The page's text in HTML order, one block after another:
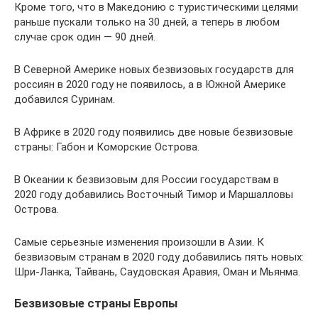
Кроме того, что в Македонию с туристическими целями
раньше пускали только на 30 дней, а теперь в любом
случае срок один — 90 дней.
В Северной Америке новых безвизовых государств для
россиян в 2020 году не появилось, а в Южной Америке
добавился Суринам.
В Африке в 2020 году появились две новые безвизовые
страны: Габон и Коморские Острова.
В Океании к безвизовым для России государствам в
2020 году добавились Восточный Тимор и Маршалловы
Острова.
Самые серьезные изменения произошли в Азии. К
безвизовым странам в 2020 году добавились пять новых:
Шри-Ланка, Тайвань, Саудовская Аравия, Оман и Мьянма.
Безвизовые страны Европы